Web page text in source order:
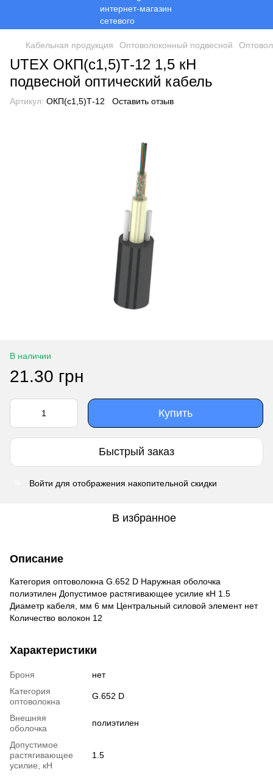
Кабельная продукция Оптоволоконный подвесной
UTEX ОКП(с1,5)Т-12 1,5 кН
подвесной оптический кабель
Артикул: ОКП(с1,5)Т-12 Оставить отзыв
В наличии
21.30 грн
Купить
Быстрый заказ
Войти для отображения накопительной скидки
В избранное
Описание
Категория оптоволокна G.652 D Наружная оболочка
полиэтилен Допустимое растягивающее усилие кН 1.5
Диаметр кабеля, мм 6 мм Центральный силовой элемент нет
Количество волокон 12
Характеристики
Броня
нет
Категория
оптоволокна
G.652 D
Внешняя
оболочка
полиэтилен
Допустимое
растягивающее
усилие, кН
1.5